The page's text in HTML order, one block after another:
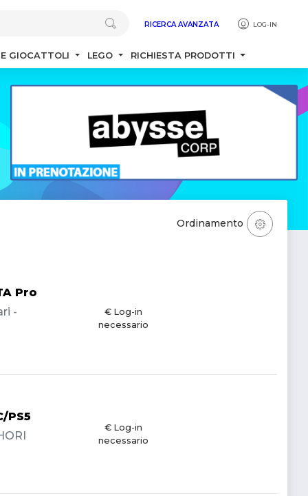
RICERCA AVANZATA LOG-IN
GIOCATTOLI LEGO RICHIESTA PRODOTTI
Ordinamento
Pro
-
€ Log-in
necessario
PS5
€ Log-in
necessario